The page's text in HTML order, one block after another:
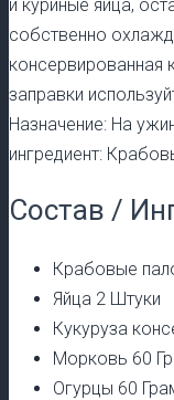
и куриные яйца,
собственно
консервированная
заправки
Назначение: На
ингредиент:
Состав /
Крабовые
Яйца 2 Штуки
Кукуруза
Морковь 60
Огурцы 60